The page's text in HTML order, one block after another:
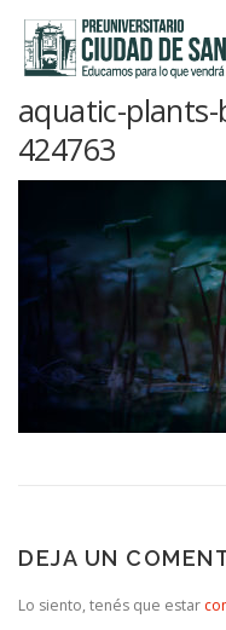
contenido
INICIO
TALLERES
aquatic-
424763
DEJA UN
Lo siento, tenés que estar